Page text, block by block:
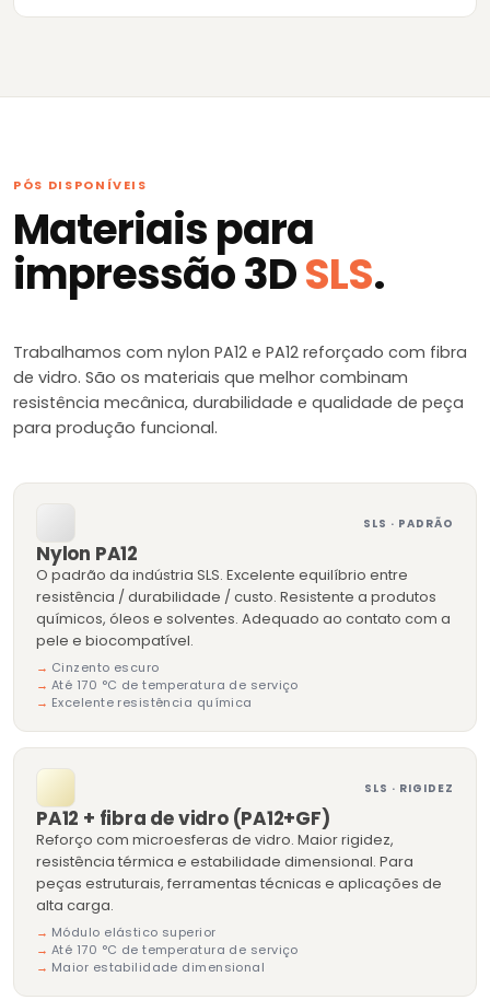
PÓS DISPONÍVEIS
Materiais para
impressão 3DSLS.
Trabalhamos com nylon PA12 e PA12 reforçado com fibra
de vidro. São os materiais que melhor combinam
resistência mecânica, durabilidade e qualidade de peça
para produção funcional.
SLS · PADRÃO
Nylon PA12
O padrão da indústria SLS. Excelente equilíbrio entre
resistência / durabilidade / custo. Resistente a produtos
químicos, óleos e solventes. Adequado ao contato com a
pele e biocompatível.
Cinzento escuro
Até 170 °C de temperatura de serviço
Excelente resistência química
SLS · RIGIDEZ
PA12 + fibra de vidro (PA12+GF)
Reforço com microesferas de vidro. Maior rigidez,
resistência térmica e estabilidade dimensional. Para
peças estruturais, ferramentas técnicas e aplicações de
alta carga.
Módulo elástico superior
Até 170 °C de temperatura de serviço
Maior estabilidade dimensional